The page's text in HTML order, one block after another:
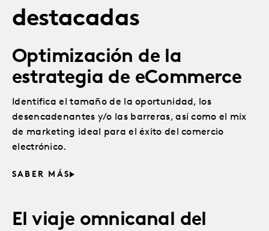
destacadas
Optimización de la
estrategia de eCommerce
Identifica el tamaño de la oportunidad, los
desencadenantes y/o las barreras, así como el mix
de marketing ideal para el éxito del comercio
electrónico.
SABER MÁS
El viaje omnicanal del